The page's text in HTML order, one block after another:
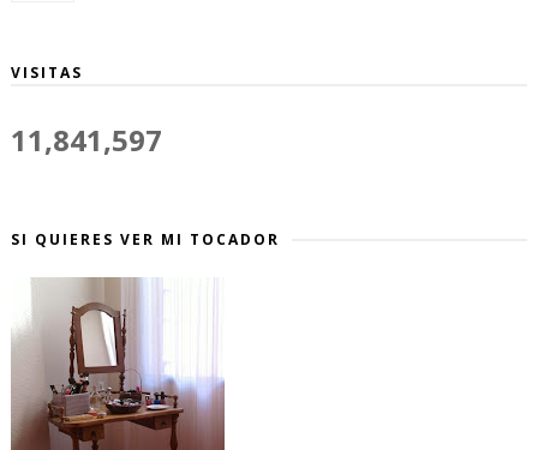
VISITAS
11,841,597
SI QUIERES VER MI TOCADOR